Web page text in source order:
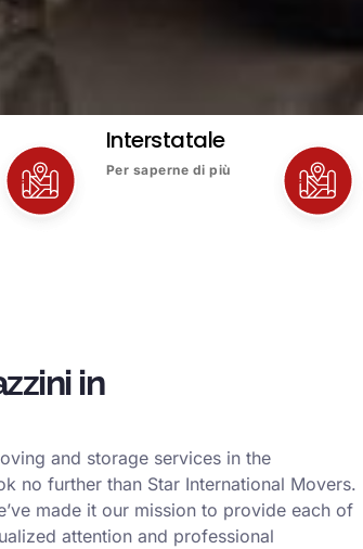
Interstatale
Per saperne di più
in
and storage services in the
no further than Star International Movers.
made it our mission to provide each of
attention and professional